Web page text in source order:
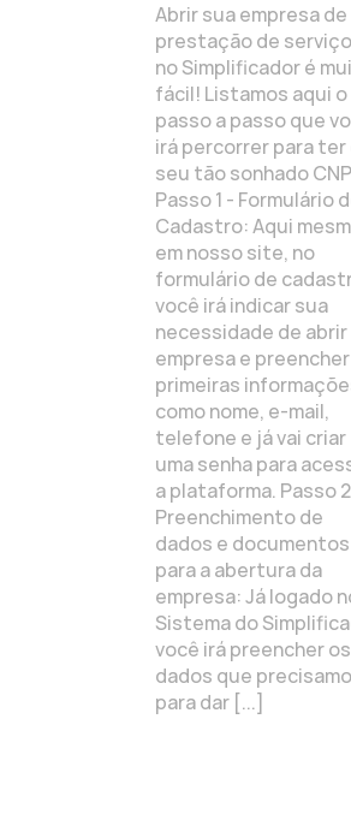
Abrir sua empresa de
prestação de
no Simplificador é
fácil! Listamos aqui o
passo a passo que
irá percorrer para ter
seu tão sonhado
Passo 1 - Formulário
Cadastro: Aqui
em nosso site, no
formulário de
você irá indicar sua
necessidade de abrir
empresa e
primeiras
como nome, e-mail,
telefone e já vai criar
uma senha para
a plataforma. Passo
Preenchimento de
dados e documentos
para a abertura da
empresa: Já logado
Sistema do
você irá preencher os
dados que
para dar [...]